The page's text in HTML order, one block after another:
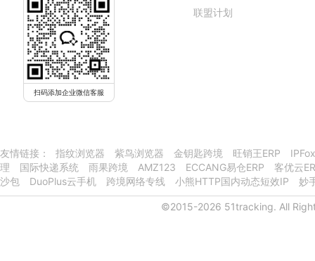
扫码添加企业微信客服
联盟计划
友情链接： 指纹浏览器 紫鸟浏览器 金钥匙跨境 旺销王ERP
理
国际快递系统 雨果跨境 AMZ123 ECCANG易仓ERP
客优云
沙包
DuoPlus云手机 跨境网络专线 小熊HTTP国内动态短效IP 妙
©2015-2026 51tracking. All